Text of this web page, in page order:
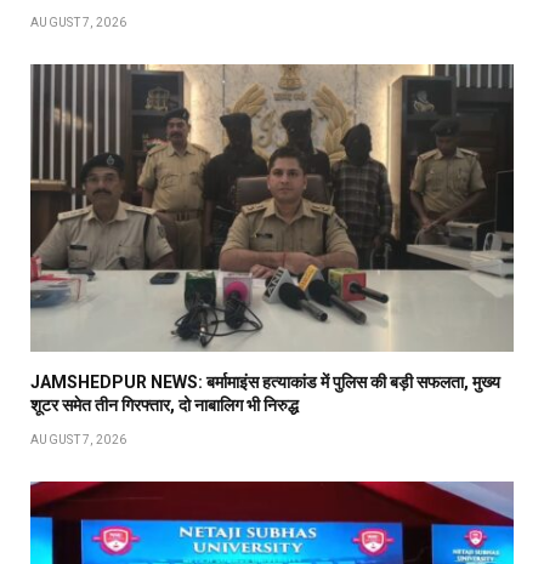
AUGUST 7, 2026
JAMSHEDPUR NEWS: बर्मामाइंस हत्याकांड में पुलिस की बड़ी सफलता, मुख्य
शूटर समेत तीन गिरफ्तार, दो नाबालिग भी निरुद्ध
AUGUST 7, 2026